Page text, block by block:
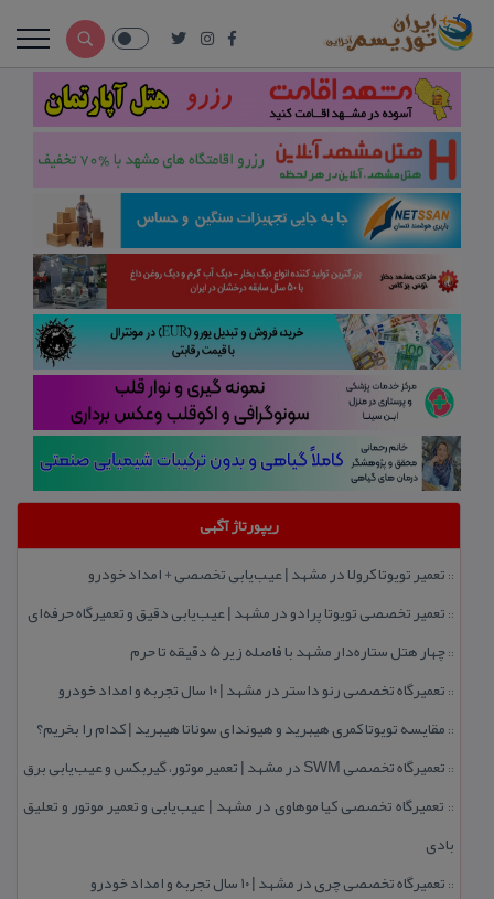
ریپورتاژ آگهی
:: تعمیر تویوتا كرولا در مشهد | عیب‌یابی تخصصی + امداد خودرو
:: تعمیر تخصصی تویوتا پرادو در مشهد | عیب‌یابی دقیق و تعمیرگاه حرفه‌ای
::چهار هتل‌ ستاره‌دار مشهد با فاصله زیر 5 دقیقه تا حرم
:: تعمیرگاه تخصصی رنو داستر در مشهد | ۱۰ سال تجربه و امداد خودرو
:: مقایسه تویوتا كمری هیبرید و هیوندای سوناتا هیبرید | كدام را بخریم؟
:: تعمیرگاه تخصصی SWM در مشهد | تعمیر موتور، گیربكس و عیب‌یابی برق
:: تعمیرگاه تخصصی كیا موهاوی در مشهد | عیب‌یابی و تعمیر موتور و تعلیق
بادی
:: تعمیرگاه تخصصی چری در مشهد | ۱۰ سال تجربه و امداد خودرو